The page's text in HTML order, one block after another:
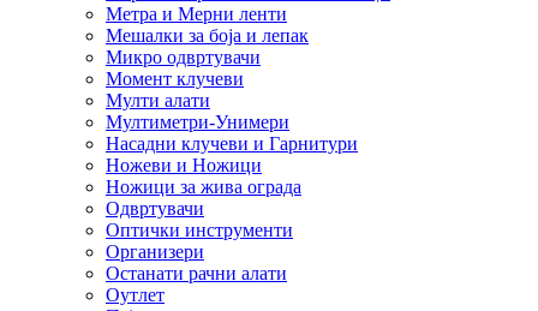
Метра и Мерни ленти
Мешалки за боја и лепак
Микро одвртувачи
Момент клучеви
Мулти алати
Мултиметри-Унимери
Насадни клучеви и Гарнитури
Ножеви и Ножици
Ножици за жива ограда
Одвртувачи
Оптички инструменти
Организери
Останати рачни алати
Оутлет